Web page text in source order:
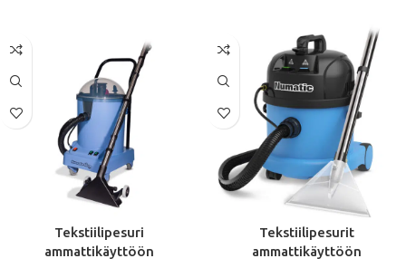
Tekstiilipesuri
ammattikäyttöön
Tekstiilipesurit
ammattikäyttöön